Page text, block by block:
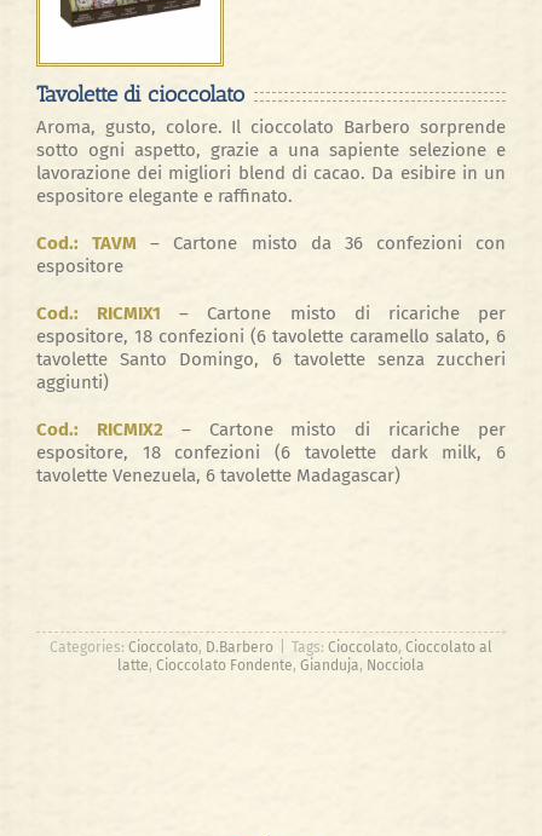
Tavolette di cioccolato
Aroma, gusto, colore. Il cioccolato Barbero sorprende
sotto ogni aspetto, grazie a una sapiente selezione e
lavorazione dei migliori blend di cacao. Da esibire in un
espositore elegante e raffinato.
Cod.:TAVM – Cartone misto da 36 confezioni con
espositore
Cod.: RICMIX1 – Cartone misto di ricariche per
espositore, 18 confezioni (6 tavolette caramello salato, 6
tavolette Santo Domingo, 6 tavolette senza zuccheri
aggiunti)
Cod.: RICMIX2– Cartone misto di ricariche per
espositore, 18 confezioni (6 tavolette dark milk, 6
tavolette Venezuela, 6 tavolette Madagascar)
Categories: Cioccolato, D.Barbero Tags: Cioccolato, Cioccolato al
latte, Cioccolato Fondente, Gianduja, Nocciola